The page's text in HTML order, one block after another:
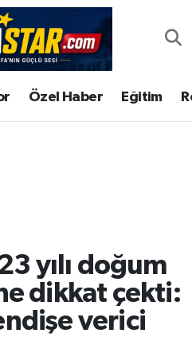
Özel Haber Eğitim
yılı doğum
dikkat çekti:
verici